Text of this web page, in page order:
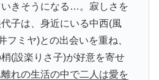
きそうになる…。寂しさを
子は、身近にいる中西(風
フミヤ)との出会いを重ね、
(設楽りさ子)が好意を寄せ
れの生活の中で二人は愛を